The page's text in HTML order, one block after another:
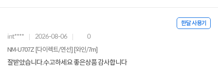
한달 사용기
int**** 2026-08-06 0
NM-U707Z [다이렉트/연선] [와인/7m]
잘받았습니다.수고하세요 좋은상품 감사합니다